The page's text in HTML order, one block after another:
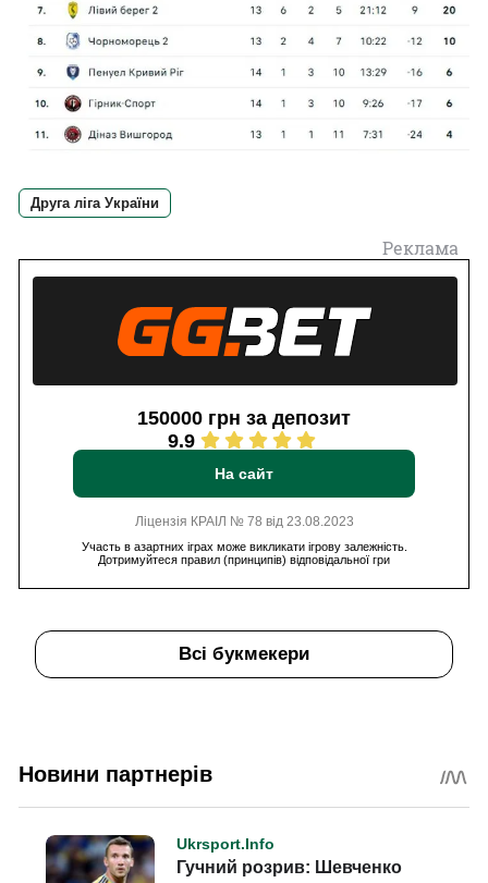
Друга ліга України
Реклама
150000 грн за депозит
9.9
На сайт
Ліцензія КРАІЛ № 78 від 23.08.2023
Участь в азартних іграх може викликати ігрову залежність.
Дотримуйтеся правил (принципів) відповідальної гри
Всі букмекери